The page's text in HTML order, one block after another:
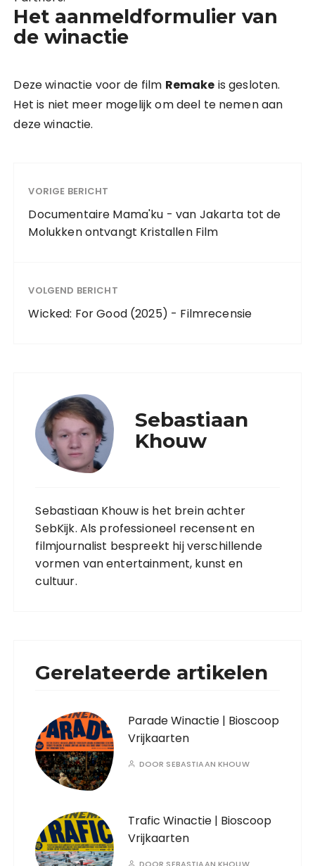
Het aanmeldformulier van
de winactie
Deze winactie voor de film Remake is gesloten.
Het is niet meer mogelijk om deel te nemen aan
deze winactie.
VORIGE BERICHT
Documentaire Mama'ku - van Jakarta tot de
Molukken ontvangt Kristallen Film
VOLGEND BERICHT
Wicked: For Good (2025) - Filmrecensie
Sebastiaan
Khouw
Sebastiaan Khouw is het brein achter
SebKijk. Als professioneel recensent en
filmjournalist bespreekt hij verschillende
vormen van entertainment, kunst en
cultuur.
Gerelateerde artikelen
Parade Winactie | Bioscoop
Vrijkaarten
DOOR SEBASTIAAN KHOUW
Trafic Winactie | Bioscoop
Vrijkaarten
DOOR SEBASTIAAN KHOUW